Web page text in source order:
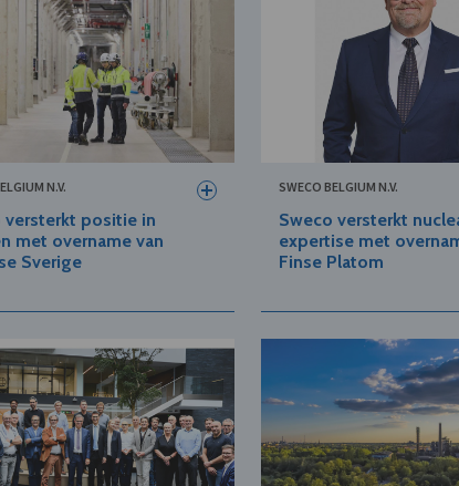
N.V.
versterkt positie in
met overname van
Sverige
SWECO BELGIUM N.V.
Sweco versterkt
expertise met
Finse Platom